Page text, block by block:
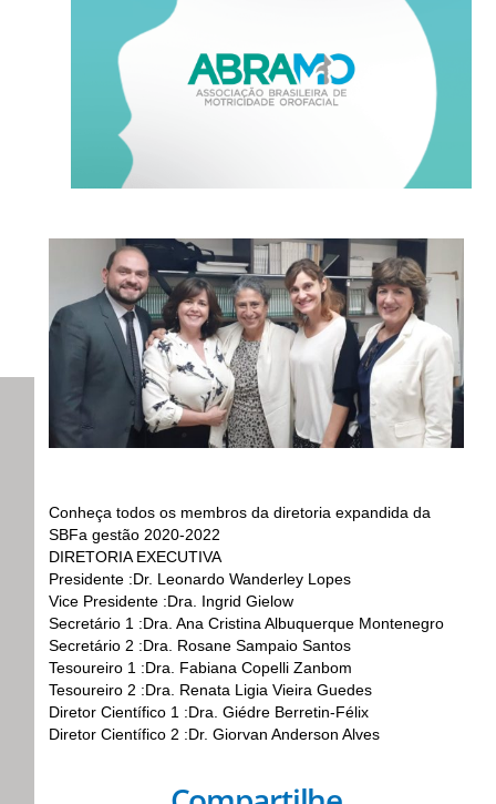
Conheça todos os membros da diretoria expandida da
SBFa gestão 2020-2022
DIRETORIA EXECUTIVA
Presidente :Dr. Leonardo Wanderley Lopes
Vice Presidente :Dra. Ingrid Gielow
Secretário 1 :Dra. Ana Cristina Albuquerque Montenegro
Secretário 2 :Dra. Rosane Sampaio Santos
Tesoureiro 1 :Dra. Fabiana Copelli Zanbom
Tesoureiro 2 :Dra. Renata Ligia Vieira Guedes
Diretor Científico 1 :Dra. Giédre Berretin-Félix
Diretor Científico 2 :Dr. Giorvan Anderson Alves